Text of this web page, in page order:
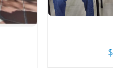
$